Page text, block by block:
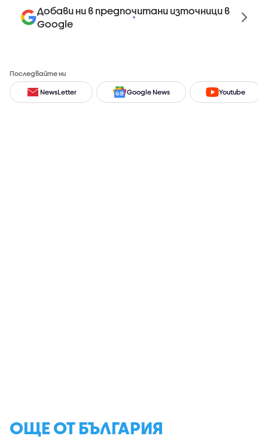
Добави ни в предпочитани източници в
Google
Последвайте ни
NewsLetter Google News Youtube
ОЩЕ ОТ БЪЛГАРИЯ